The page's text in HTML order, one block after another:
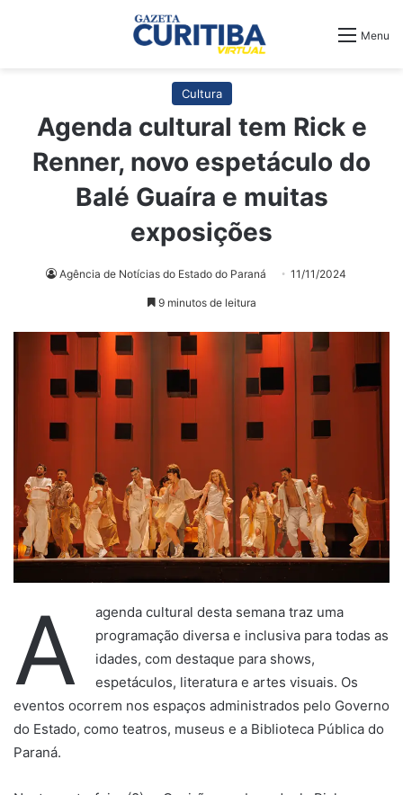
Menu
Cultura
Agenda cultural tem Rick e
Renner, novo espetáculo do
Balé Guaíra e muitas
exposições
Agência de Notícias do Estado do Paraná 11/11/2024
9 minutos de leitura
A
agenda cultural desta semana traz uma
programação diversa e inclusiva para todas as
idades, com destaque para shows,
espetáculos, literatura e artes visuais. Os
eventos ocorrem nos espaços administrados pelo Governo
do Estado, como teatros, museus e a Biblioteca Pública do
Paraná.